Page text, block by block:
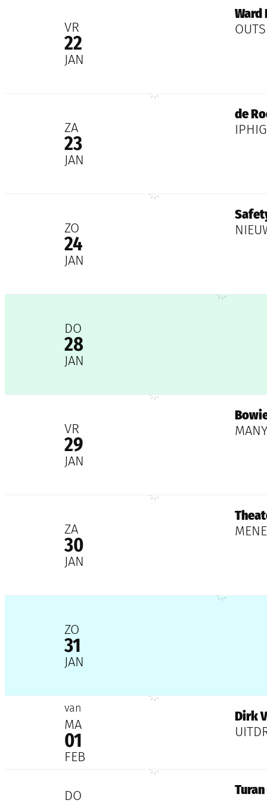
VR
22
JAN
2027
Ward
ZA
23
JAN
2027
de
Safety Last Ensemble
ZO
24
JAN
2027
DO
28
JAN
2027
VR
29
JAN
2027
Theater Tieret & Walrus
ZA
30
JAN
2027
ZO
31
JAN
2027
Dirk Van de Peer
van
MA
01
FEB
2027
Dirk
DO
2027